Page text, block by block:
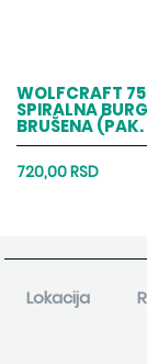
WOLFCRAFT
SPIRALNA
BRUŠENA
720,00 RSD
Lokacija